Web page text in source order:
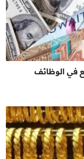
في الوظائف